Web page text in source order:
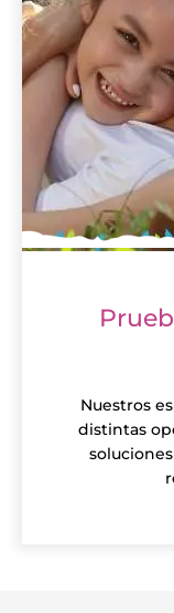
Nuestros
distintas